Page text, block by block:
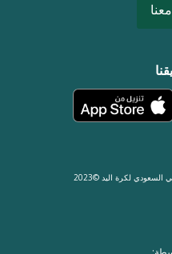
لكرة اليد ©2023